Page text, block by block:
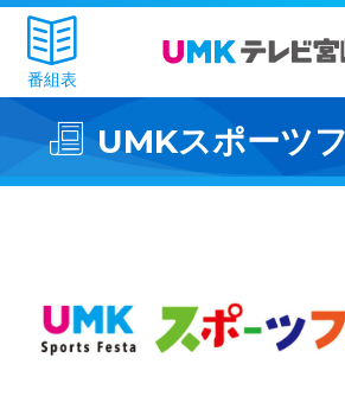
番組表
UMKスポーツ